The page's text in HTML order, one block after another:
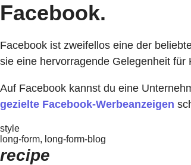
Facebook.
Facebook ist zweifellos eine der
sie eine hervorragende Gelegenheit
Auf Facebook kannst du eine
gezielte Facebook-Werbeanzeigen
style
long-form, long-form-blog
recipe